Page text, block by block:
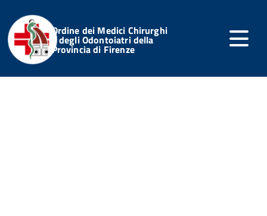
Ordine dei Medici Chirurghi
e degli Odontoiatri della
Provincia di Firenze